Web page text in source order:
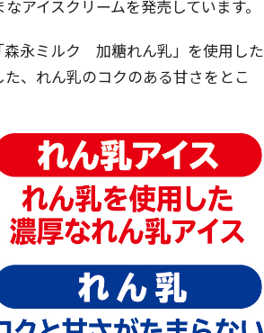
アイスクリームを発売しています。
永ミルク 加糖れん乳」を使用した
、れん乳のコクのある甘さをとこ